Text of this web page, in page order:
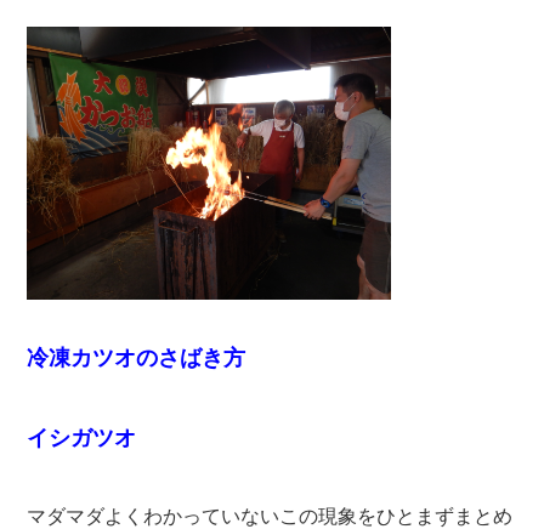
冷凍カツオのさばき方
イシガツオ
マダマダよくわかっていないこの現象をひとまずまとめ